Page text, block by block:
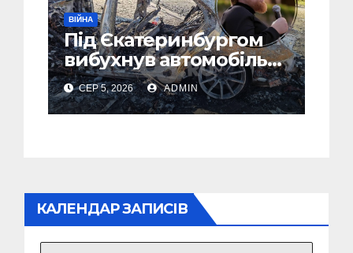
ВІЙНА
Під Єкатеринбургом
вибухнув автомобіль
голови компанії-
виробника дронів
“Упир” – перші
СЕР 5, 2026 ADMIN
КАЛЕНДАР ЗАПИСІВ